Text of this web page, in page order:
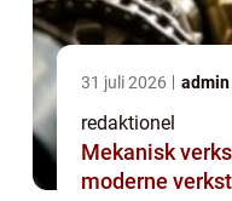
31 juli 2026 admin
redaktionel
Mekanisk
moderne